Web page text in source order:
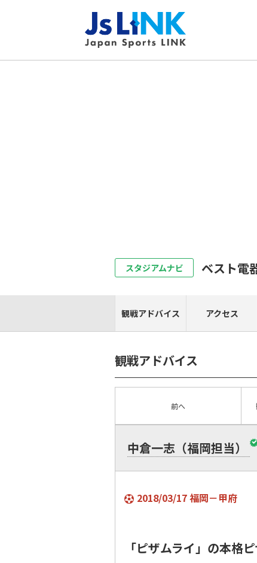
スタジアムナビ ベスト電
観戦アドバイス アクセス
観戦アドバイス
前へ
中倉一志（福岡担当）
2018/03/17 福岡－甲府
「ピザムライ」の本格ピ